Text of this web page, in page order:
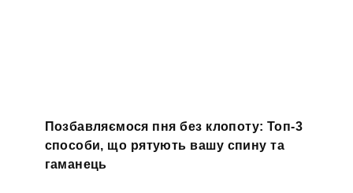
Позбавляємося пня без клопоту: Топ-3
способи, що рятують вашу спину та
гаманець